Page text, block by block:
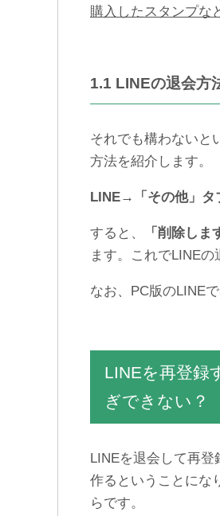
購入したスタンプな
1.1 LINEの退会方
それでも構わないと
方法を紹介します。
LINE→「その他」
すると、 「削除しま
ます。これでLINEの
なお、PC版のLINE
LINEを再登録
ぎできない？
LINEを退会して再
作るということにな
らです。